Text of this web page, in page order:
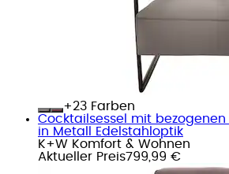
+
Farben
Cocktailsessel mit bezogenen
in Metall Edelstahloptik
K+W Komfort & Wohnen
Aktueller Preis799,99 €